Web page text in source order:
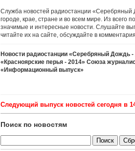
Служба новостей радиостанции «Серебряный
городе, крае, стране и во всем мире. Из всего
значимые и интересные новости. Слушайте
читайте их на сайте, обсуждайте в
Новости радиостанции «Серебряный Дождь -
«Красноярские перья - 2014» Союза
«Информационный выпуск»
Cледующий выпуск новостей сегодня в
Поиск по новостям